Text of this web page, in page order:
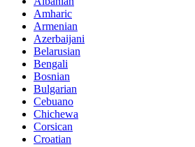
Amharic
Armenian
Azerbaijani
Belarusian
Bengali
Bosnian
Bulgarian
Cebuano
Chichewa
Corsican
Croatian